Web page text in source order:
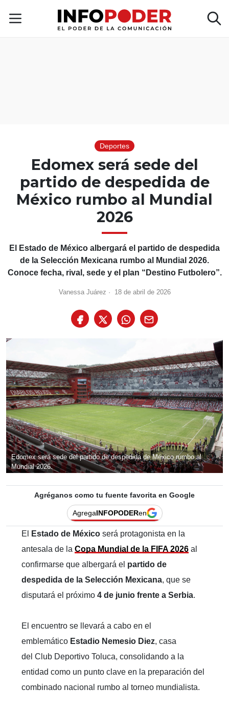
Deportes
Edomex será sede del
partido de despedida de
México rumbo al Mundial
2026
El Estado de México albergará el partido de despedida
de la Selección Mexicana rumbo al Mundial 2026.
Conoce fecha, rival, sede y el plan “Destino Futbolero”.
Vanessa Juárez · 18 de abril de 2026
Edomex será sede del partido de despedida de México rumbo al
Mundial 2026.
Agréganos como tu fuente favorita en Google
AgregaINFOPODERen
El Estado de México será protagonista en la
antesala de la Copa Mundial de la FIFA 2026 al
confirmarse que albergará el partido de
despedida de la Selección Mexicana, que se
disputará el próximo 4 de junio frente a Serbia.
El encuentro se llevará a cabo en el
emblemático Estadio Nemesio Diez, casa
del Club Deportivo Toluca, consolidando a la
entidad como un punto clave en la preparación del
combinado nacional rumbo al torneo mundialista.